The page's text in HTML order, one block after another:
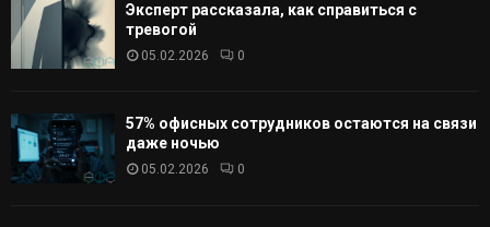
Эксперт рассказала, как справиться с
тревогой
05.02.2026 0
57% офисных сотрудников остаются на связи
даже ночью
05.02.2026 0